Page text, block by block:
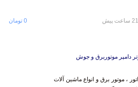
دامپر موتوربرق و جوش
، موتور برق و انواع ماشین آلات
و سنگین تعمیر ، سرویس و
21 ساعت پیش 0 تومان